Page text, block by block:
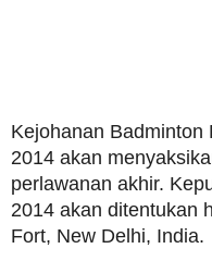
Kejohanan
2014 akan
perlawanan akhir.
2014 akan ditentukan
Fort, New Delhi, India.